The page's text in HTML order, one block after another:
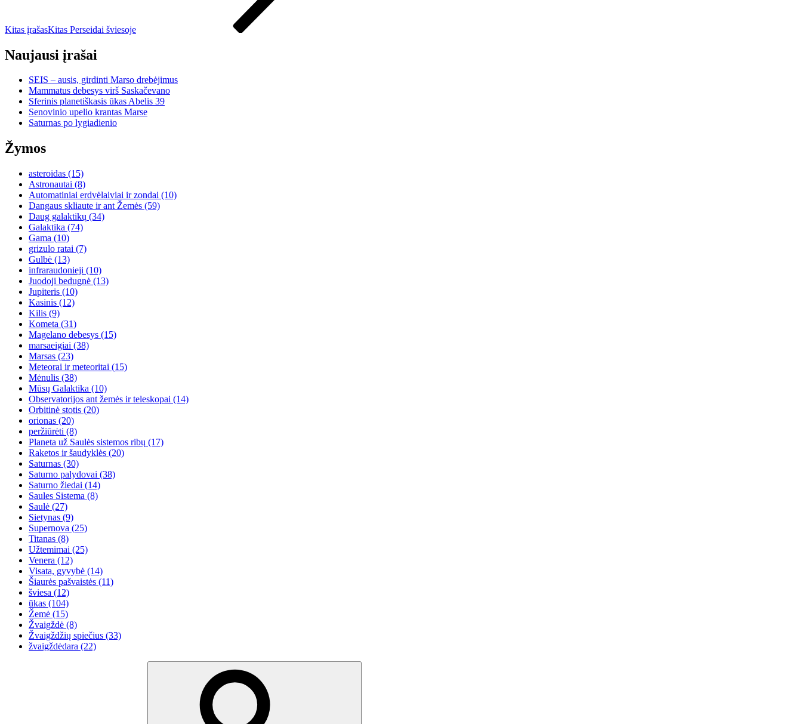
Kitas įrašasKitas Perseidai šviesoje
Naujausi įrašai
SEIS – ausis, girdinti Marso drebėjimus
Mammatus debesys virš Saskačevano
Sferinis planetiškasis ūkas Abelis 39
Senovinio upelio krantas Marse
Saturnas po lygiadienio
Žymos
asteroidas (15)
Astronautai (8)
Automatiniai erdvėlaiviai ir zondai (10)
Dangaus skliaute ir ant Žemės (59)
Daug galaktikų (34)
Galaktika (74)
Gama (10)
grizulo ratai (7)
Gulbė (13)
infraraudonieji (10)
Juodoji bedugnė (13)
Jupiteris (10)
Kasinis (12)
Kilis (9)
Kometa (31)
Magelano debesys (15)
marsaeigiai (38)
Marsas (23)
Meteorai ir meteoritai (15)
Mėnulis (38)
Mūsų Galaktika (10)
Observatorijos ant žemės ir teleskopai (14)
Orbitinė stotis (20)
orionas (20)
peržiūrėti (8)
Planeta už Saulės sistemos ribų (17)
Raketos ir šaudyklės (20)
Saturnas (30)
Saturno palydovai (38)
Saturno žiedai (14)
Saules Sistema (8)
Saulė (27)
Sietynas (9)
Supernova (25)
Titanas (8)
Užtemimai (25)
Venera (12)
Visata, gyvybė (14)
Šiaurės pašvaistės (11)
šviesa (12)
ūkas (104)
Žemė (15)
Žvaigždė (8)
Žvaigždžių spiečius (33)
žvaigždėdara (22)